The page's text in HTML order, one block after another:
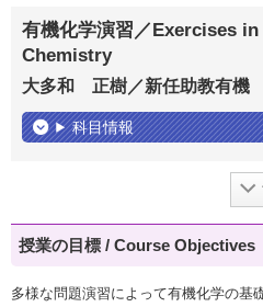
有機化学演習／Exercises
Chemistry
大多和 正樹／新任助教有機
科目情報
授業の目標 / Course Objectives
多様な問題演習によって有機化学の基